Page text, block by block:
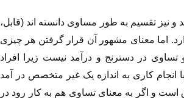
و نیز تقسیم به طور مساوی دانسته اند (قابل،
اما معنای مشهور آن قرار گرفتن هر چیزی
در دسترنج و درآمد نیست زیرا افراد
کاری به اندازه یک غیر متخصص در آمد
و اگر به معنای تساوی هم به کار رود در